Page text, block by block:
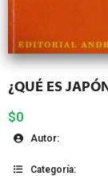
¿QUÉ ES
$0
Autor:
Categoría: